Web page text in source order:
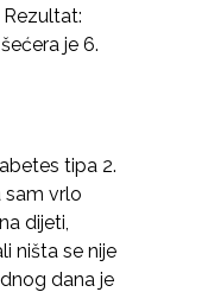
je 6.
tipa 2.
sam vrlo
dijeti,
ništa se nije
dana je